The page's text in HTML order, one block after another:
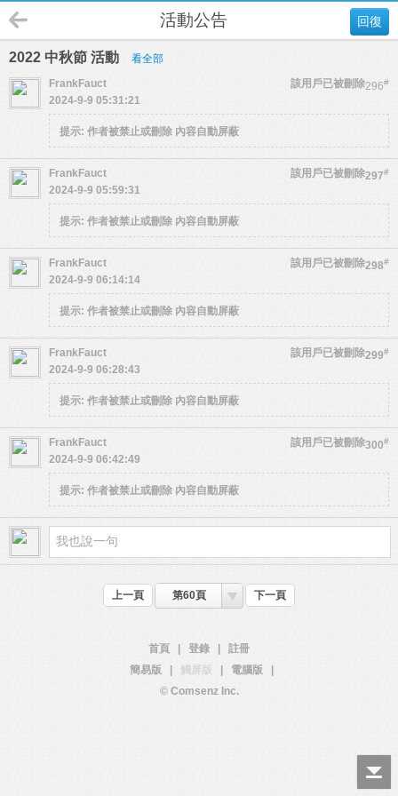
回復
活動公告
2022 中秋節 活動 看全部
296#
FrankFauct
該用戶已被刪除
2024-9-9 05:31:21
提示: 作者被禁止或刪除 內容自動屏蔽
297#
FrankFauct
該用戶已被刪除
2024-9-9 05:59:31
提示: 作者被禁止或刪除 內容自動屏蔽
298#
FrankFauct
該用戶已被刪除
2024-9-9 06:14:14
提示: 作者被禁止或刪除 內容自動屏蔽
299#
FrankFauct
該用戶已被刪除
2024-9-9 06:28:43
提示: 作者被禁止或刪除 內容自動屏蔽
300#
FrankFauct
該用戶已被刪除
2024-9-9 06:42:49
提示: 作者被禁止或刪除 內容自動屏蔽
上一頁 第60頁 下一頁
首頁 登錄
註冊
簡易版
觸屏版 電腦版
© Comsenz Inc.